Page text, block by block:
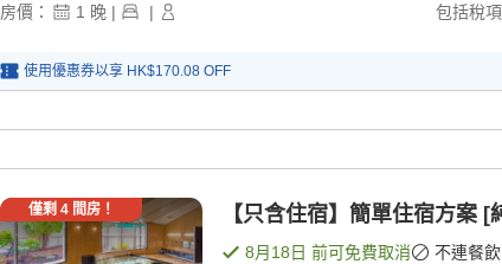
房價： 1 晚 | | 包括稅
使用優惠券以享 HK$170.08 OFF
僅剩 4間房！ 【只含住宿】簡單住宿方案 [
8月18日 前可免費取消 不連餐飲